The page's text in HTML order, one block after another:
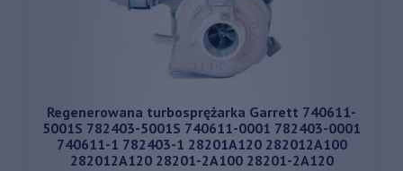
Regenerowana turbosprężarka Garrett 740611-
5001S 782403-5001S 740611-0001 782403-0001
740611-1 782403-1 28201A120 282012A100
282012A120 28201-2A100 28201-2A120